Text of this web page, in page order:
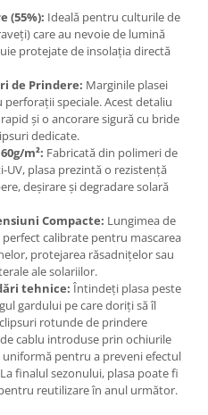
(55%): Ideală pentru culturile de
care au nevoie de lumină
protejate de insolația directă
de Prindere: Marginile plasei
speciale. Acest detaliu
și o ancorare sigură cu bride
dedicate.
m²: Fabricată din polimeri de
plasa prezintă o rezistență
deșirare și degradare solară
Compacte: Lungimea de
calibrate pentru mascarea
protejarea răsadnițelor sau
ale solariilor.
tehnice: Întindeți plasa peste
gardului pe care doriți să îl
rotunde de prindere
cablu introduse prin ochiurile
pentru a preveni efectul
finalul sezonului, plasa poate fi
reutilizare în anul următor.